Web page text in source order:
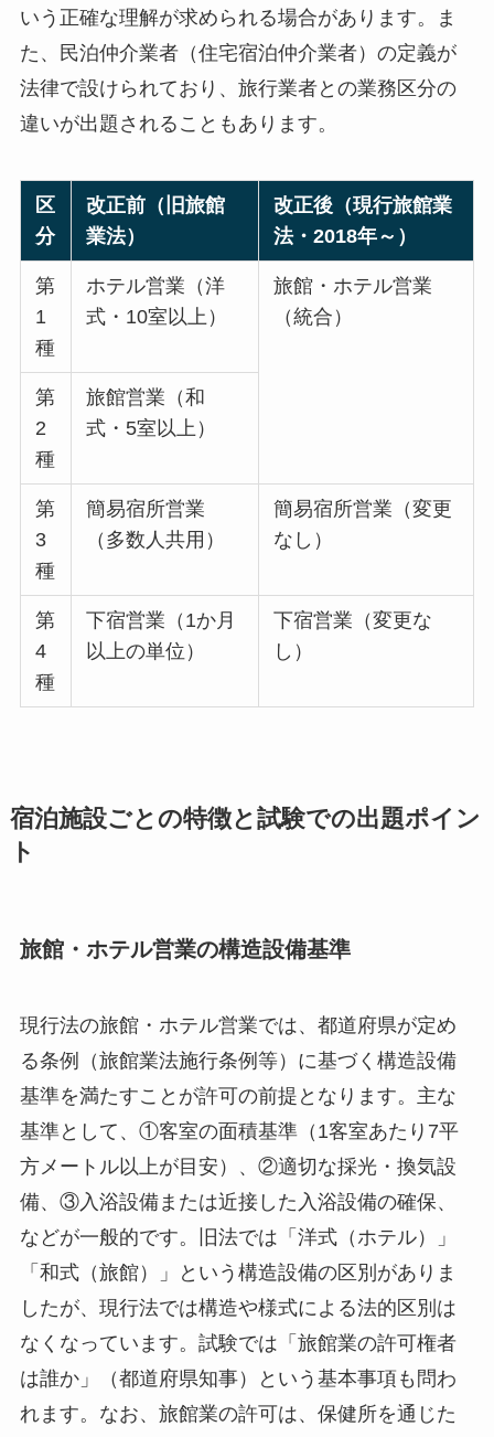
いう正確な理解が求められる場合があります。ま
た、民泊仲介業者（住宅宿泊仲介業者）の定義が
法律で設けられており、旅行業者との業務区分の
違いが出題されることもあります。
区
分
改正前（旧旅館
業法）
改正後（現行旅館業
法・2018年～）
第
1
種
ホテル営業（洋
式・10室以上）
旅館・ホテル営業
（統合）
第
2
種
旅館営業（和
式・5室以上）
第
3
種
簡易宿所営業
（多数人共用）
簡易宿所営業（変更
なし）
第
4
種
下宿営業（1か月
以上の単位）
下宿営業（変更な
し）
宿泊施設ごとの特徴と試験での出題ポイン
ト
旅館・ホテル営業の構造設備基準
現行法の旅館・ホテル営業では、都道府県が定め
る条例（旅館業法施行条例等）に基づく構造設備
基準を満たすことが許可の前提となります。主な
基準として、①客室の面積基準（1客室あたり7平
方メートル以上が目安）、②適切な採光・換気設
備、③入浴設備または近接した入浴設備の確保、
などが一般的です。旧法では「洋式（ホテル）」
「和式（旅館）」という構造設備の区別がありま
したが、現行法では構造や様式による法的区別は
なくなっています。試験では「旅館業の許可権者
は誰か」（都道府県知事）という基本事項も問わ
れます。なお、旅館業の許可は、保健所を通じた